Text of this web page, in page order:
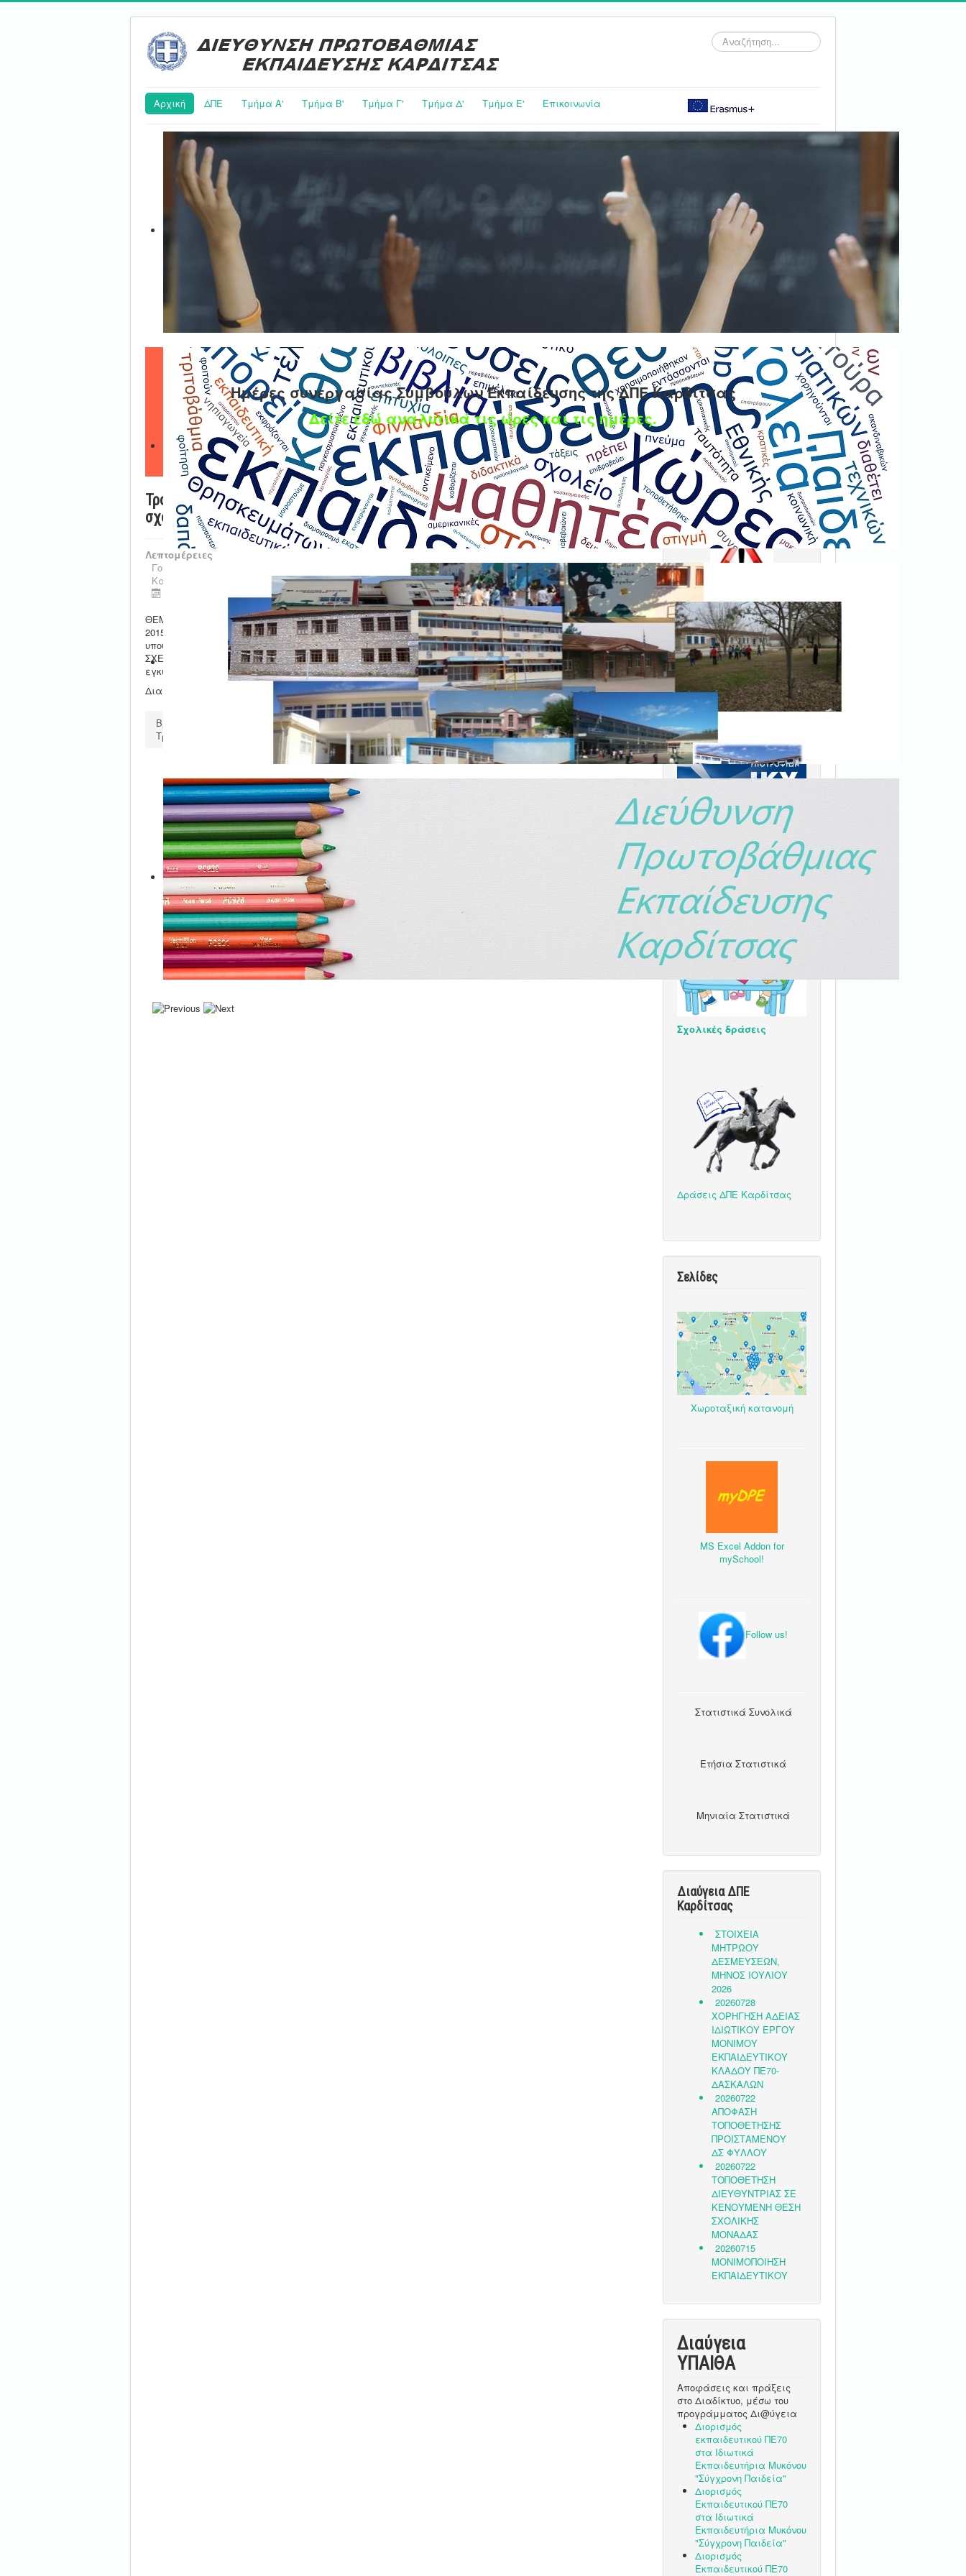
Αναζήτηση...
Αρχική ΔΠΕ Τμήμα Α' Τμήμα Β' Τμήμα Γ' Τμήμα Δ' Τμήμα E' Επικοινωνία
Ημέρες συνεργασίας Συμβούλων Εκπαίδευσης της ΔΠΕ Καρδίτσας
Δείτε εδώ αναλυτικά τις ώρες και τις ημέρες.
Τροποποίηση πινάκων αναπληρωτών εκπαιδευτικών Α/θμιας & Β/θμιας Εκπ/σης
σχολ. έτους 2014-2015
Λεπτομέρειες
Γονική Κατηγορία:
Κατηγορία:
Αναπληρωτές Ανακοινώσεις
Τελευταία ενημέρωση : 21 Ιανουαρίου 2015
ΘΕΜΑ : Τροποποίηση πινάκων αναπληρωτών εκπαιδευτικών Α/θμιας & Β/θμιας Εκπ/σης σχολ. έτους 2014-
2015 σύμφωνα με τις διατάξεις του άρθρου 72 του ν.4316/2014 (ΦΕΚ 270/24.12.2014 τ.Α΄), περί κατάταξης των
υποψηφίων που κατέστησαν πτυχιούχοι μετά από συμμετοχή στην ίδια εξεταστική περίοδο
ΣΧΕΤ: Οι με αριθμ. πρωτ. 118102/Δ1/25.07.2014 (ΑΔΑ: Β3Ξ69-ΣΦΤ) και 118232/Δ2/25.07.2014 (ΑΔΑ: 7Ζ769-ΟΗΛ)
εγκύκλιοι του Υ.ΠΑΙ.Θ.
Διαβάστε αναλυτικά
το έγγραφο.
Βρίσκεστε εδώ: Νέα-Ανακοινώσεις
Αναπληρωτές
Τροποποίηση πινάκων αναπληρωτών εκπαιδευτικών Α/θμιας & Β/θμιας Εκπ/σης σχολ. έτους 2014-2015
Ψηφιακή βεβαίωση
εγγράφου
'Ολα τα έγγραφα προς τις
δημόσιες υπηρεσίες πρέπει
να είναι ψηφιακά
υπογεγραμμένα.
Ξεκινήστε εδώ.
Διαβάστε την αντίστοιχη
νομοθεσίαεδώ
Erasmus+
Σχολικές δράσεις
Δράσεις ΔΠΕ Καρδίτσας
Σελίδες
Χωροταξική κατανομή
MS Excel Addon for
mySchool!
Follow us!
Στατιστικά Συνολικά
Ετήσια Στατιστικά
Μηνιαία Στατιστικά
Διαύγεια ΔΠΕ
Καρδίτσας
Διαύγεια
ΥΠΑΙΘA
Αποφάσεις και πράξεις
στο Διαδίκτυο, μέσω του
προγράμματος Δι@ύγεια
Διορισμός
εκπαιδευτικού ΠΕ70
στα Ιδιωτικά
Εκπαιδευτήρια Μυκόνου
"Σύγχρονη Παιδεία"
Διορισμός
Εκπαιδευτικού ΠΕ70
στα Ιδιωτικά
Εκπαιδευτήρια Μυκόνου
"Σύγχρονη Παιδεία"
Διορισμός
Εκπαιδευτικού ΠΕ70